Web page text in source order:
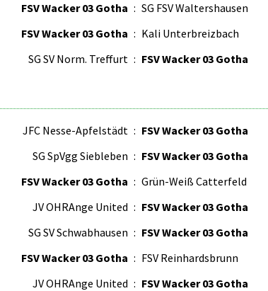
FSV Wacker 03 Gotha : SG FSV Waltershausen
FSV Wacker 03 Gotha : Kali Unterbreizbach
SG SV Norm. Treffurt : FSV Wacker 03 Gotha
JFC Nesse-Apfelstädt : FSV Wacker 03 Gotha
SG SpVgg Siebleben : FSV Wacker 03 Gotha
FSV Wacker 03 Gotha : Grün-Weiß Catterfeld
JV OHRAnge United : FSV Wacker 03 Gotha
SG SV Schwabhausen : FSV Wacker 03 Gotha
FSV Wacker 03 Gotha : FSV Reinhardsbrunn
JV OHRAnge United : FSV Wacker 03 Gotha